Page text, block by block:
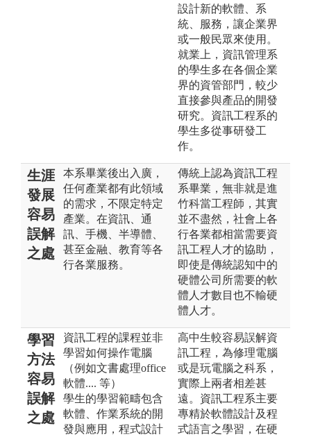
設計新的軟體、系
統、服務，讓企業界
或一般民眾來使用。
就業上，資訊管理系
的學生多在各個企業
界的資管部門，較少
直接參與產品的開發
研究。資訊工程系的
學生多從事研發工
作。
生涯
發展
容易
誤解
之處
本系畢業後出入廣，
任何產業都有此領域
的需求，不限定特定
產業。在資訊、通
訊、手機、半導體、
甚至金融、教育等各
行各業服務。
傳統上認為資訊工程
系畢業，無非就是進
竹科當工程師，其實
並不盡然，社會上各
行各業都相當需要資
訊工程人才的協助，
即使是傳統認知中的
硬體公司所需要的軟
體人才數目也不輸硬
體人才。
學習
方法
容易
誤解
之處
資訊工程的課程並非
學習如何操作電腦
（例如文書處理office
軟體.... 等）
學生的學習範疇包含
軟體、作業系統的開
發與應用，程式設計
高中生較容易誤解資
訊工程，為修理電腦
或是玩電腦之科系，
實際上兩者相差甚
遠。資訊工程系主要
專精於軟體設計及程
式語言之學習，在硬